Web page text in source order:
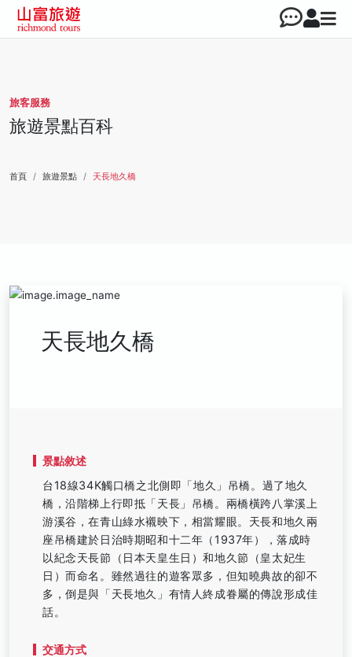
旅客服務
旅遊景點百科
首頁 旅遊景點 天長地久橋
天長地久橋
景點敘述
台18線34K觸口橋之北側即「地久」吊橋。過了地久
橋，沿階梯上行即抵「天長」吊橋。兩橋橫跨八掌溪上
游溪谷，在青山綠水襯映下，相當耀眼。天長和地久兩
座吊橋建於日治時期昭和十二年（1937年），落成時
以紀念天長節（日本天皇生日）和地久節（皇太妃生
日）而命名。雖然過往的遊客眾多，但知曉典故的卻不
多，倒是與「天長地久」有情人終成眷屬的傳說形成佳
話。
交通方式